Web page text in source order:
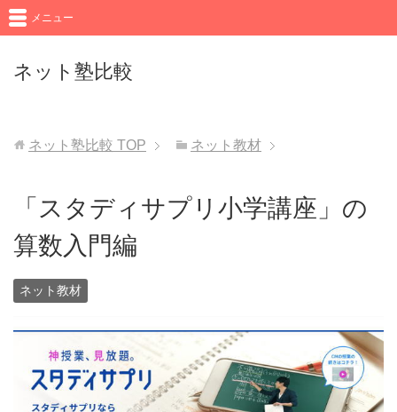
ネット塾比較
メニュー
ネット塾比較 TOP ネット教材
「スタディサプリ小学講座」の
算数入門編
ネット教材